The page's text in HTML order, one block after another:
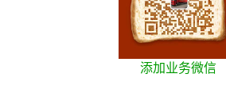
添加业务微信